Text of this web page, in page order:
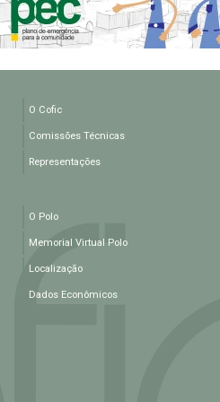
O Cofic
Comissões Técnicas
Representações
O Polo
Memorial Virtual Polo
Localização
Dados Econômicos